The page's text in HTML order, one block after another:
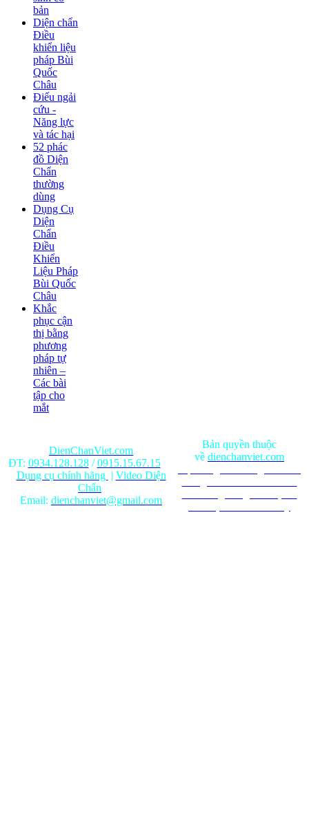
bản
Diện chẩn
Điều
khiển liệu
pháp Bùi
Quốc
Châu
Điếu ngải
cứu -
Năng lực
và tác hại
52 phác
đồ Diện
Chẩn
thường
dùng
Dụng Cụ
Diện
Chẩn
Điều
Khiển
Liệu Pháp
Bùi Quốc
Châu
Khắc
phục cận
thị bằng
phương
pháp tự
nhiên –
Các bài
tập cho
mắt
DienChanViet.com
ĐT: 0934.128.128/0915.15.67.15
Dụng cụ chính hãng | Video Diện
Chẩn
Email: dienchanviet@gmail.com
Bản quyền thuộc
về dienchanviet.com